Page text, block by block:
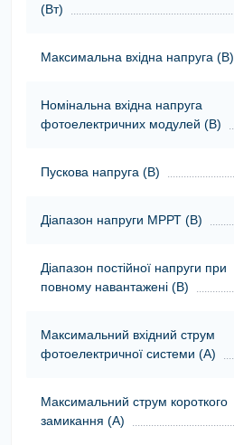
(Вт)
Максимальна вхідна напруга (В)
Номінальна вхідна напруга
фотоелектричних модулей (В)
Пускова напруга (В)
Діапазон напруги МРРТ (В)
Діапазон постійної напруги при
повному навантажені (В)
Максимальний вхідний струм
фотоелектричної системи (А)
Максимальний струм короткого
замикання (А)